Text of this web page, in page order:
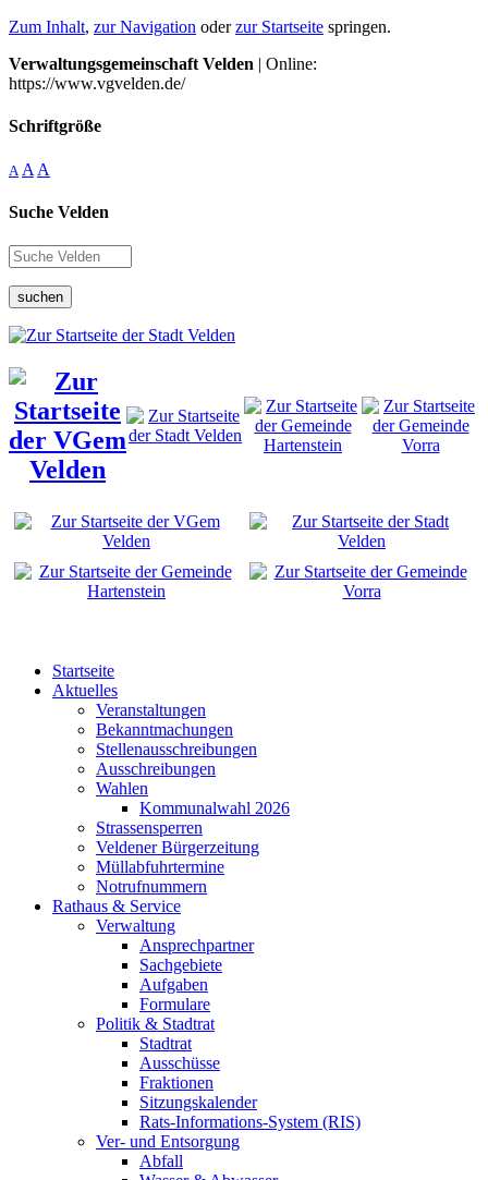
Zum Inhalt, zur Navigation oderzur Startseite springen.
Verwaltungsgemeinschaft Velden | Online:
https://www.vgvelden.de/
Schriftgröße
A A A
Suche Velden
suchen
Startseite
Aktuelles
Veranstaltungen
Bekanntmachungen
Stellenausschreibungen
Ausschreibungen
Wahlen
Kommunalwahl 2026
Strassensperren
Veldener Bürgerzeitung
Müllabfuhrtermine
Notrufnummern
Rathaus & Service
Verwaltung
Ansprechpartner
Sachgebiete
Aufgaben
Formulare
Politik & Stadtrat
Stadtrat
Ausschüsse
Fraktionen
Sitzungskalender
Rats-Informations-System (RIS)
Ver- und Entsorgung
Abfall